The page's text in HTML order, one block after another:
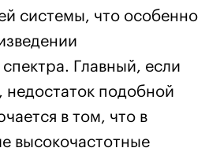
системы, что особенно
Главный, если
недостаток подобной
в том, что в
высокочастотные